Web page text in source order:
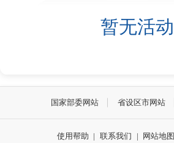
暂无活动
国家部委网站 省设区市网站
使用帮助 | 联系我们 | 网站地图